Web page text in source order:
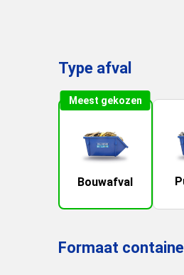
Type afval
Meest gekozen
Bouwafval
Formaat